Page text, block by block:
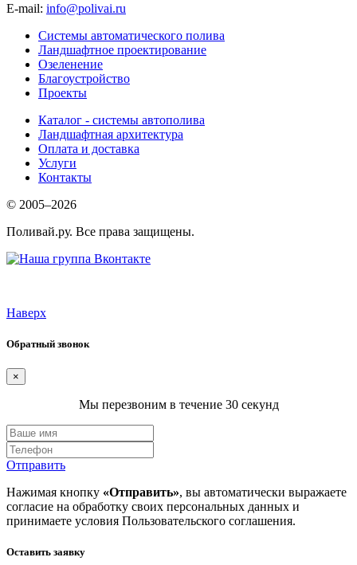
E-mail: info@polivai.ru
Системы автоматического полива
Ландшафтное проектирование
Озеленение
Благоустройство
Проекты
Каталог - системы автополива
Ландшафтная архитектура
Оплата и доставка
Услуги
Контакты
© 2005–2026
Поливай.ру. Все права защищены.
Наверх
Обратный звонок
×
Мы перезвоним в течение 30 секунд
Отправить
Нажимая кнопку «Отправить», вы автоматически выражаете
согласие на обработку своих персональных данных и
принимаете условия Пользовательского соглашения.
Оставить заявку